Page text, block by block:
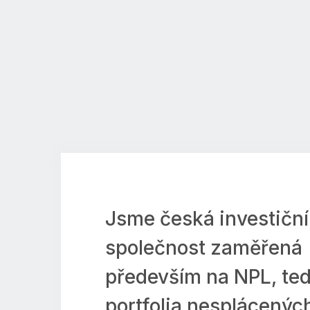
Jsme česká investiční
společnost zaměřená
především na NPL,